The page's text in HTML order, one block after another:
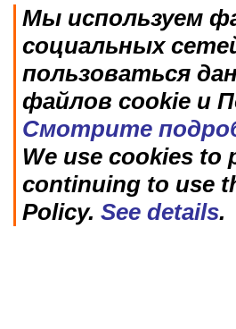
Мы используем
социальных
пользоваться
файлов cookie и
Смотрите
We use cookies to
continuing to use
Policy. See details.